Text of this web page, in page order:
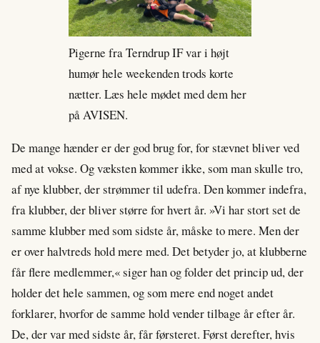
Pigerne fra Terndrup IF var i højt
humør hele weekenden trods korte
nætter. Læs hele mødet med dem her
på AVISEN.
De mange hænder er der god brug for, for stævnet bliver ved
med at vokse. Og væksten kommer ikke, som man skulle tro,
af nye klubber, der strømmer til udefra. Den kommer indefra,
fra klubber, der bliver større for hvert år. »Vi har stort set de
samme klubber med som sidste år, måske to mere. Men der
er over halvtreds hold mere med. Det betyder jo, at klubberne
får flere medlemmer,« siger han og folder det princip ud, der
holder det hele sammen, og som mere end noget andet
forklarer, hvorfor de samme hold vender tilbage år efter år.
De, der var med sidste år, får førsteret. Først derefter, hvis